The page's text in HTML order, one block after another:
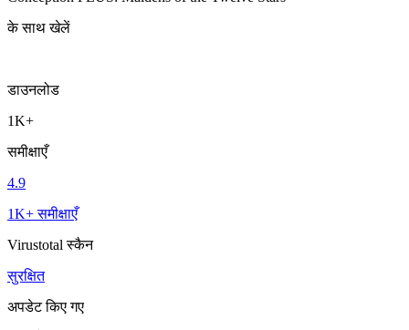
के साथ खेलें
डाउनलोड
1K+
समीक्षाएँ
4.9
1K+ समीक्षाएँ
Virustotal स्कैन
सुरक्षित
अपडेट किए गए